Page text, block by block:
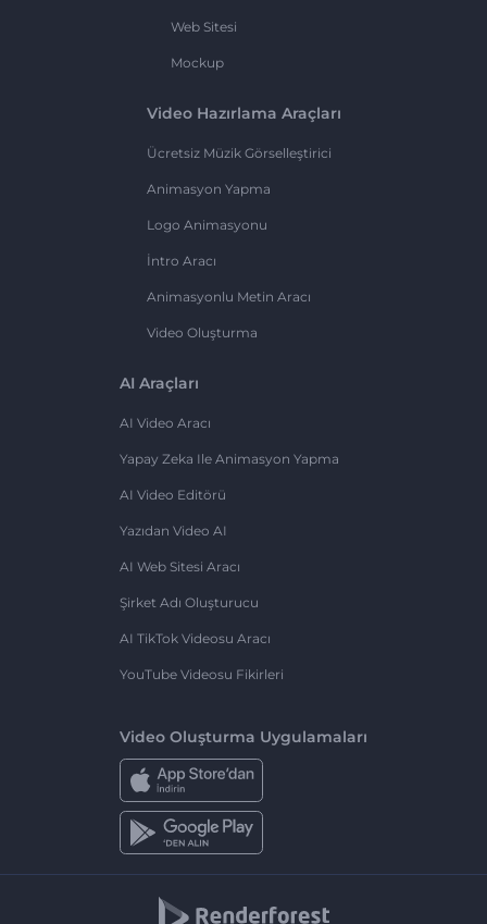
Web Sitesi
Mockup
Video Hazırlama Araçları
Ücretsiz Müzik Görselleştirici
Animasyon Yapma
Logo Animasyonu
İntro Aracı
Animasyonlu Metin Aracı
Video Oluşturma
AI Araçları
AI Video Aracı
Yapay Zeka Ile Animasyon Yapma
AI Video Editörü
Yazıdan Video AI
AI Web Sitesi Aracı
Şirket Adı Oluşturucu
AI TikTok Videosu Aracı
YouTube Videosu Fikirleri
Video Oluşturma Uygulamaları